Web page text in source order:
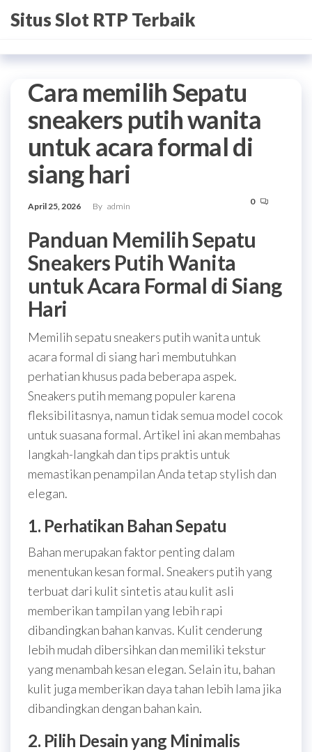
toSitus Slot RTP Terbaik
Cara memilih Sepatu
sneakers putih wanita
untuk acara formal di
siang hari
April 25, 2026 By admin 0
Panduan Memilih Sepatu
Sneakers Putih Wanita
untuk Acara Formal di Siang
Hari
Memilih sepatu sneakers putih wanita untuk
acara formal di siang hari membutuhkan
perhatian khusus pada beberapa aspek.
Sneakers putih memang populer karena
fleksibilitasnya, namun tidak semua model cocok
untuk suasana formal. Artikel ini akan membahas
langkah-langkah dan tips praktis untuk
memastikan penampilan Anda tetap stylish dan
elegan.
1. Perhatikan Bahan Sepatu
Bahan merupakan faktor penting dalam
menentukan kesan formal. Sneakers putih yang
terbuat dari kulit sintetis atau kulit asli
memberikan tampilan yang lebih rapi
dibandingkan bahan kanvas. Kulit cenderung
lebih mudah dibersihkan dan memiliki tekstur
yang menambah kesan elegan. Selain itu, bahan
kulit juga memberikan daya tahan lebih lama jika
dibandingkan dengan bahan kain.
2. Pilih Desain yang Minimalis